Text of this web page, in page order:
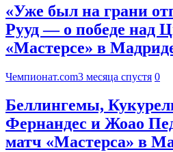
«Уже был на грани
Рууд — о победе над
«Мастерсе» в
Чемпионат.com3 месяца спустя 0
Беллингемы,
Фернандес и Жоао
матч «Мастерса» в